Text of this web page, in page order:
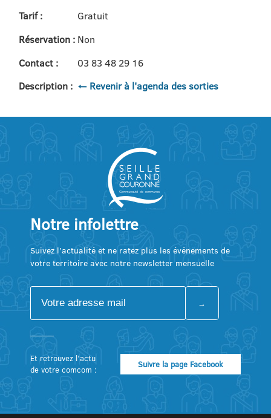
Tarif :
Gratuit
Réservation : Non
Contact :
03 83 48 29 16
Description : ← Revenir à l'agenda des sorties
Notre infolettre
Suivez l’actualité et ne ratez plus les événements de
votre territoire avec notre newsletter mensuelle
Et retrouvez l’actu
de votre comcom :
Suivre la page Facebook